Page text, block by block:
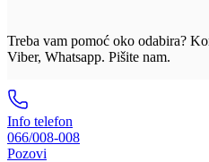
Treba vam pomoć oko odabira?
Viber, Whatsapp. Pišite nam.
Info telefon
066/008-008
Pozovi